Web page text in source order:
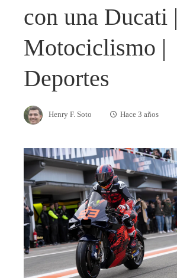
con una Ducati |
Motociclismo |
Deportes
Henry F. Soto Hace 3 años